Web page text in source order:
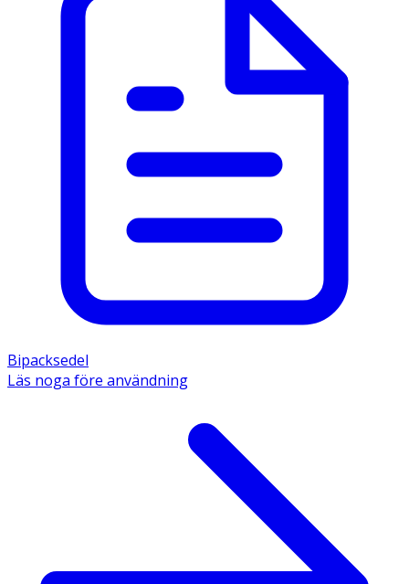
Bipacksedel
Läs noga före användning